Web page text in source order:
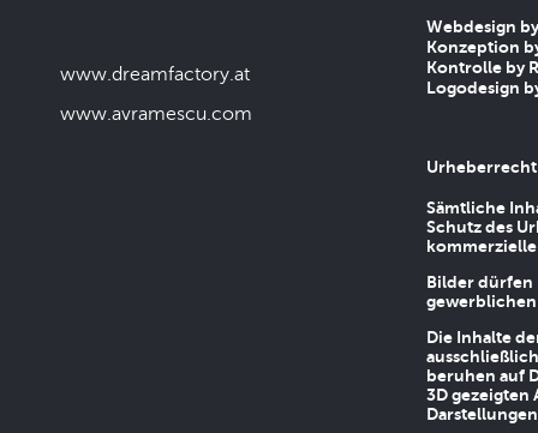
www.dreamfactory.at
www.avramescu.com
Webdesign
Konzeption
Kontrolle by
Logodesign
Urheberrecht
Sämtliche
Schutz des
Bilder dürfen
Die Inhalte
beruhen auf
3D gezeigten